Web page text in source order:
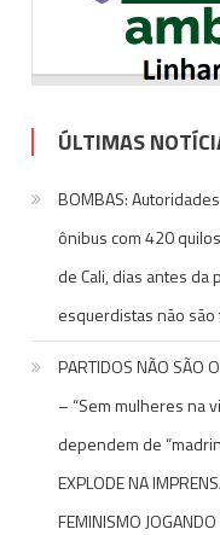
ÚLTIMAS
BOMBAS:
ônibus com 420
de Cali, dias antes
esquerdistas não são
PARTIDOS NÃO SÃO
– “Sem mulheres na
dependem de
EXPLODE NA
FEMINISMO